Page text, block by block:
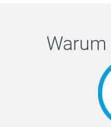
Warum